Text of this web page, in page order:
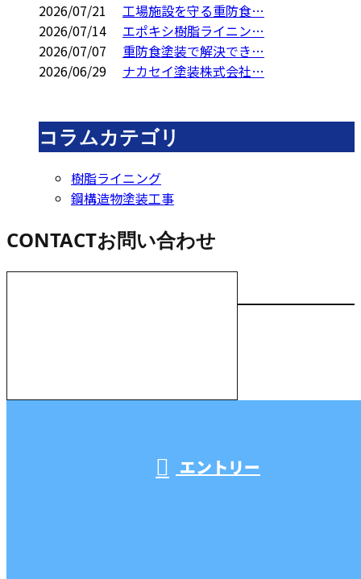
2026/07/21
工場施設を守る重防食…
2026/07/14
エポキシ樹脂ライニン…
2026/07/07
重防食塗装で解決でき…
2026/06/29
ナカセイ塗装株式会社…
コラムカテゴリ
樹脂ライニング
鋼構造物塗装工事
CONTACTお問い合わせ
エントリー